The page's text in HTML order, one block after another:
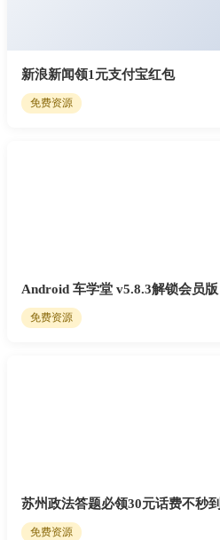
新浪新闻领1元支付宝红包
免费资源
Android 车学堂 v5.8.3解锁会员版
免费资源
苏州政法答题必领30元话费不秒到
免费资源